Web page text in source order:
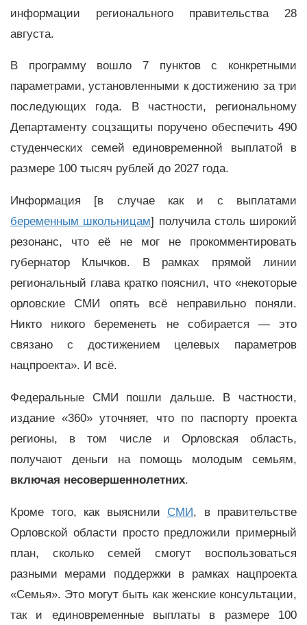
информации регионального правительства 28
августа.
В программу вошло 7 пунктов с конкретными
параметрами, установленными к достижению за три
последующих года. В частности, региональному
Департаменту соцзащиты поручено обеспечить 490
студенческих семей единовременной выплатой в
размере 100 тысяч рублей до 2027 года.
Информация [в случае как и с выплатами
беременным школьницам] получила столь широкий
резонанс, что её не мог не прокомментировать
губернатор Клычков. В рамках прямой линии
региональный глава кратко пояснил, что «некоторые
орловские СМИ опять всё неправильно поняли.
Никто никого беременеть не собирается — это
связано с достижением целевых параметров
нацпроекта». И всё.
Федеральные СМИ пошли дальше. В частности,
издание «360» уточняет, что по паспорту проекта
регионы, в том числе и Орловская область,
получают деньги на помощь молодым семьям,
включая несовершеннолетних.
Кроме того, как выяснили СМИ, в правительстве
Орловской области просто предложили примерный
план, сколько семей смогут воспользоваться
разными мерами поддержки в рамках нацпроекта
«Семья». Это могут быть как женские консультации,
так и единовременные выплаты в размере 100